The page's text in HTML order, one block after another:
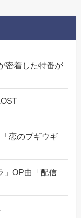
密着した特番が
恋のブギウギ
」OP曲「配信